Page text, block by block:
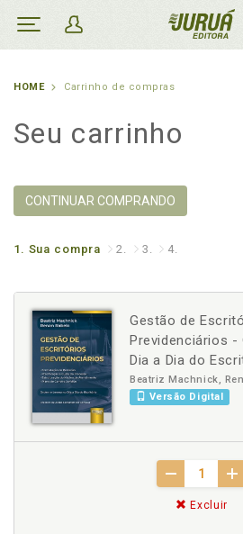
HOME Carrinho de compras
Seu carrinho
CONTINUAR COMPRANDO
1. Sua compra 2. 3. 4.
Gestão de
Previdenciários -
Dia a Dia do
Beatriz Machnick,
Versão Digital
Excluir